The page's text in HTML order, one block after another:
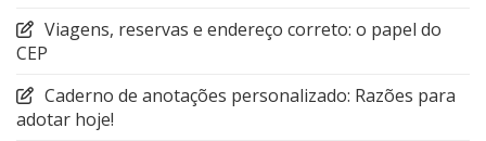
Viagens, reservas e endereço correto: o papel do
CEP
Caderno de anotações personalizado: Razões para
adotar hoje!